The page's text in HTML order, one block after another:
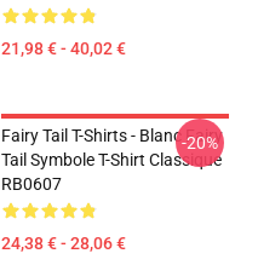
21,98 € - 40,02 €
Fairy Tail T-Shirts - Blanc Fairy
Tail Symbole T-Shirt Classique
RB0607
24,38 € - 28,06 €
-20%